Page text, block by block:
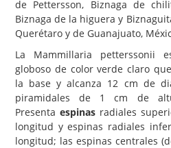
de Pettersson, Biznaga de
Biznaga de la higuera y
Querétaro y de Guanajuato,
La Mammillaria petterssonii
globoso de color verde claro
la base y alcanza 12 cm de
piramidales de 1 cm de
Presenta espinasradiales
longitud y espinas radiales
longitud; las espinas centrales